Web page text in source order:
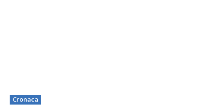
Cronaca